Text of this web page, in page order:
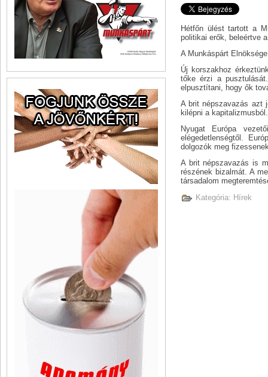
Hétfőn ülést tartott a
politikai erők, beleértve
A Munkáspárt
Új korszakhoz
tőke érzi a
elpusztítani, hogy ők
A brit népszavazás azt
kilépni a kapitalizmusból.
Nyugat Európa
elégedetlenségtől.
dolgozók meg
A brit népszavazás is
részének bizalmát. A
társadalom
Kategória: Hírek